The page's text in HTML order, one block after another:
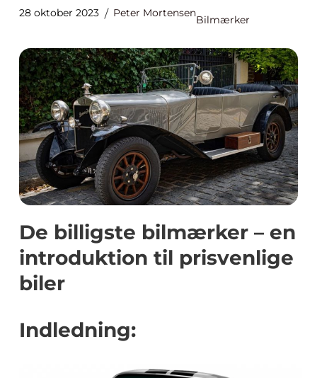
28 oktober 2023 Peter Mortensen
Bilmærker
De billigste bilmærker – en
introduktion til prisvenlige
biler
Indledning: